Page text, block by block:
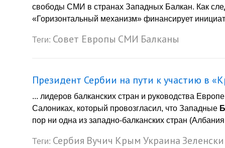
свободы СМИ в странах Западных Балкан. Как
«Горизонтальный механизм» финансирует
Теги: Совет Европы СМИ Балканы
Президент Сербии на пути к участию в
... лидеров балканских стран и руководства
Салониках, который провозгласил, что Западные
пор ни одна из западно-балканских стран
Теги: Сербия Вучич Крым Украина